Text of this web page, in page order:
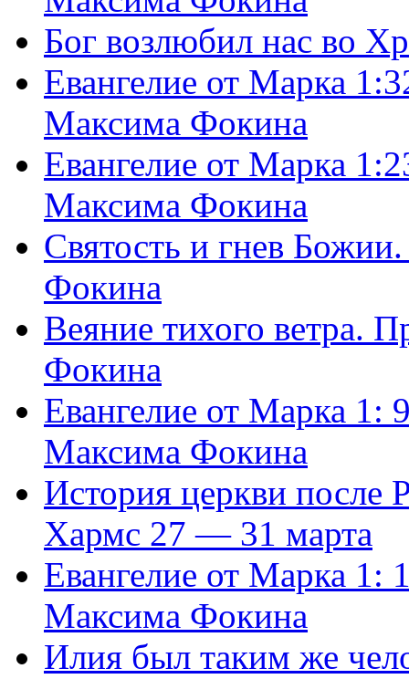
Бог возлюбил нас во
Евангелие от Марка
Максима Фокина
Евангелие от Марка
Максима Фокина
Святость и гнев
Фокина
Веяние тихого ветра.
Фокина
Евангелие от Марка 1:
Максима Фокина
История церкви
Хармс 27 — 31 марта
Евангелие от Марка 1:
Максима Фокина
Илия был таким же